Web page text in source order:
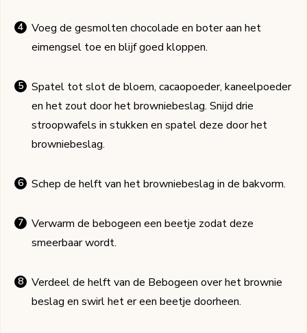
Voeg de gesmolten chocolade en boter aan het
eimengsel toe en blijf goed kloppen.
Spatel tot slot de bloem, cacaopoeder, kaneelpoeder
en het zout door het browniebeslag. Snijd drie
stroopwafels in stukken en spatel deze door het
browniebeslag.
Schep de helft van het browniebeslag in de bakvorm.
Verwarm de bebogeen een beetje zodat deze
smeerbaar wordt.
Verdeel de helft van de Bebogeen over het brownie
beslag en swirl het er een beetje doorheen.